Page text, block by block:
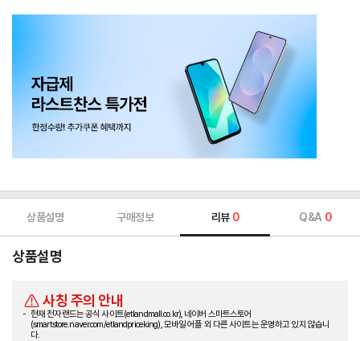
상품설명 구매정보 리뷰 0 Q&A 0
상품설명
사칭 주의 안내
현재 전자랜드는 공식 사이트(etlandmall.co.kr), 네이버 스마트스토어
(smartstore.naver.com/etlandpriceking), 모바일 어플 외 다른 사이트는 운영하고 있지 않습니
다.